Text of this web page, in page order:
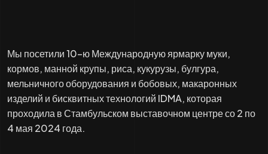
Мы посетили 10-ю Международную ярмарку муки,
кормов, манной крупы, риса, кукурузы, булгура,
мельничного оборудования и бобовых, макаронных
изделий и бисквитных технологий IDMA, которая
проходила в Стамбульском выставочном центре со 2 по
4 мая 2024 года.